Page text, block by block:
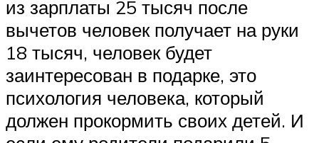
из зарплаты 25 тысяч после
вычетов человек получает на руки
18 тысяч, человек будет
заинтересован в подарке, это
психология человека, который
должен прокормить своих детей. И